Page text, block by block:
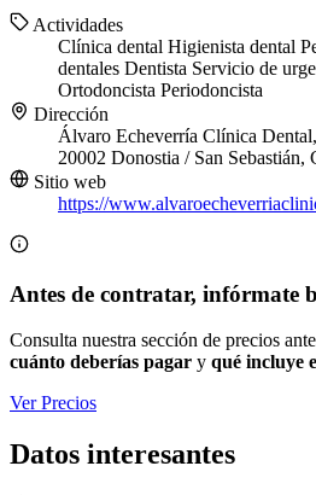
Actividades
Clínica dental Higienista dental
dentales Dentista Servicio de
Ortodoncista Periodoncista
Dirección
Álvaro Echeverría Clínica
20002 Donostia / San Sebastián,
Sitio web
https://
Antes de contratar, infórmate
Consulta nuestra sección de precios
cuánto deberías pagar y qué incluye
Ver Precios
Datos interesantes